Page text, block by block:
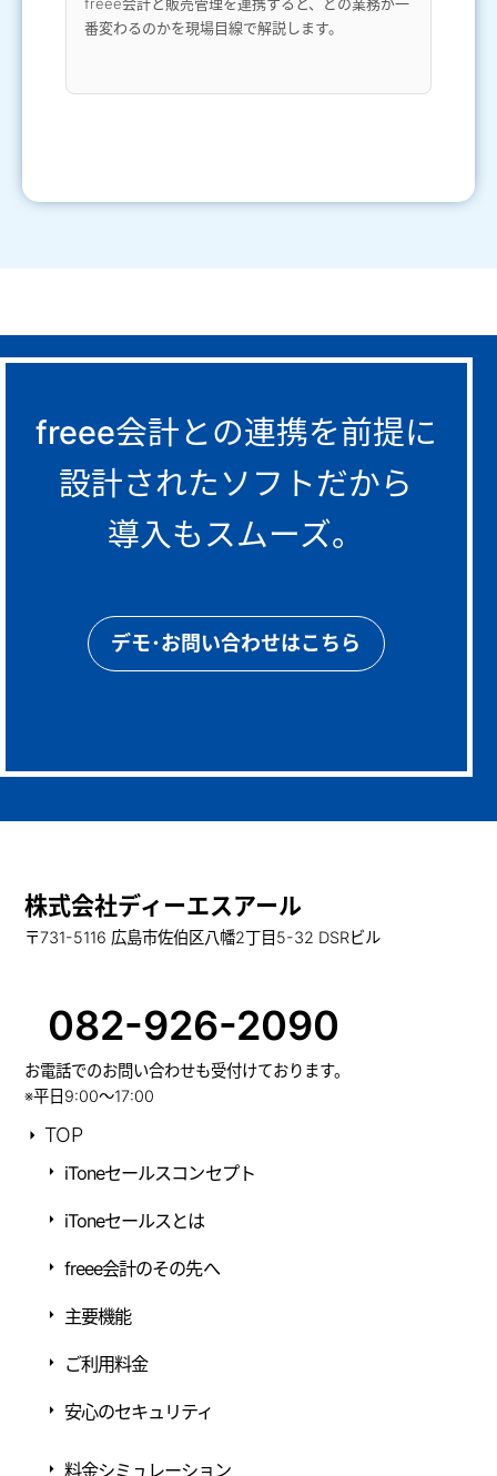
番変わるのかを現場目線で解説します。
freee会計との連携を前提に
設計されたソフトだから
導入もスムーズ。
デモ･お問い合わせはこちら
株式会社ディーエスアール
〒731-5116 広島市佐伯区八幡2丁目5-32 DSRビル
082-926-2090
お電話でのお問い合わせも受付けております。
※平日9:00～17:00
TOP
iToneセールスコンセプト
iToneセールスとは
freee会計のその先へ
主要機能
ご利用料金
安心のセキュリティ
料金シミュレーション